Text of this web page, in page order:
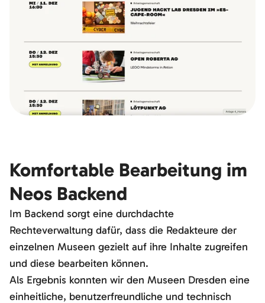
Komfortable Bearbeitung im
Neos Backend
Im Backend sorgt eine durchdachte
Rechteverwaltung dafür, dass die Redakteure der
einzelnen Museen gezielt auf ihre Inhalte zugreifen
und diese bearbeiten können.
Als Ergebnis konnten wir den Museen Dresden eine
einheitliche, benutzerfreundliche und technisch